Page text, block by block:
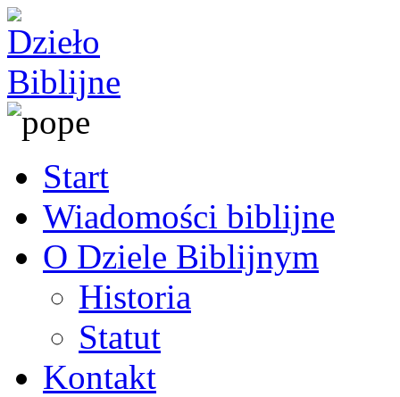
Start
Wiadomości biblijne
O Dziele Biblijnym
Historia
Statut
Kontakt